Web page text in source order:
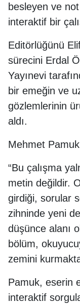
besleyen ve
interaktif bir
Editörlüğünü
sürecini Erdal
Yayınevi
bir emeğin ve
gözlemlerinin
aldı.
Mehmet
“Bu çalışma
metin değildir.
girdiği, sorular
zihninde yeni
düşünce alanı
bölüm,
zemini
Pamuk, eserin
interaktif